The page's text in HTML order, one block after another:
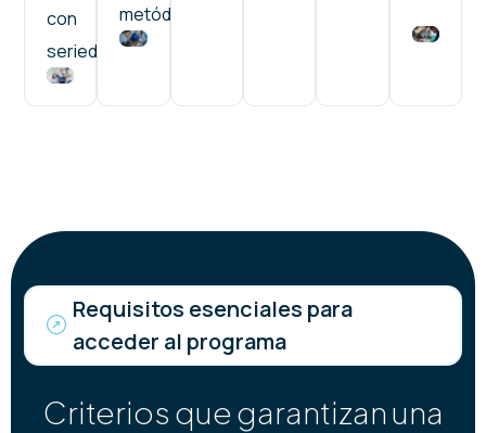
con
seriedad.
metódica.
Requisitos esenciales para
acceder al programa
Criterios que garantizan una